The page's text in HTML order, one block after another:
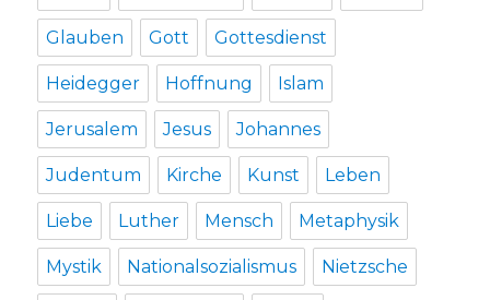
Glauben Gott Gottesdienst
Heidegger Hoffnung Islam
Jerusalem Jesus Johannes
Judentum Kirche Kunst Leben
Liebe Luther Mensch Metaphysik
Mystik Nationalsozialismus Nietzsche